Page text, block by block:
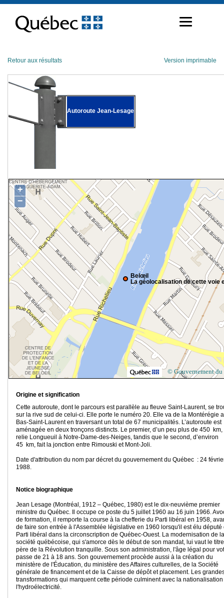
contenu
Retour aux résultats Version imprimable
Autoroute Jean-Lesage
Belœil
La géolocalisation de cette voie
+
−
© Gouvernement du
Origine et signification
Cette autoroute, dont le parcours est parallèle au fleuve Saint-Laurent, se
sur la rive sud de celui-ci. Elle porte le numéro 20. Elle va de la Montérégie
Bas-Saint-Laurent en traversant un total de 67 municipalités. L’autoroute est
aménagée en deux tronçons distincts. Le premier, d’un peu plus de 450 km,
relie Longueuil à Notre-Dame-des-Neiges, tandis que le second, d’environ
45 km, fait la jonction entre Rimouski et Mont-Joli.
Date d'attribution du nom par décret du gouvernement du Québec : 24
1988.
Notice biographique
Jean Lesage (Montréal, 1912 – Québec, 1980) est le dix-neuvième premier
ministre du Québec. Il occupe ce poste du 5 juillet 1960 au 16 juin 1966.
de formation, il remporte la course à la chefferie du Parti libéral en 1958,
de faire son entrée à l'Assemblée législative en 1960 lorsqu'il est élu député
Parti libéral dans la circonscription de Québec-Ouest. La modernisation de la
société québécoise, qui s'amorce dès le début de son mandat, lui vaut le
père de la Révolution tranquille. Sous son administration, l'âge légal pour
passe de 21 à 18 ans. Son gouvernement procède aussi à la création du
ministère de l'Éducation, du ministère des Affaires culturelles, de la Société
générale de financement et de la Caisse de dépôt et placement. Les
transformations qui marquent cette période culminent avec la
l'hydroélectricité.